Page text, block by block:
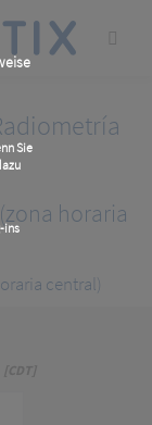
Sie
ins
horaria
central)